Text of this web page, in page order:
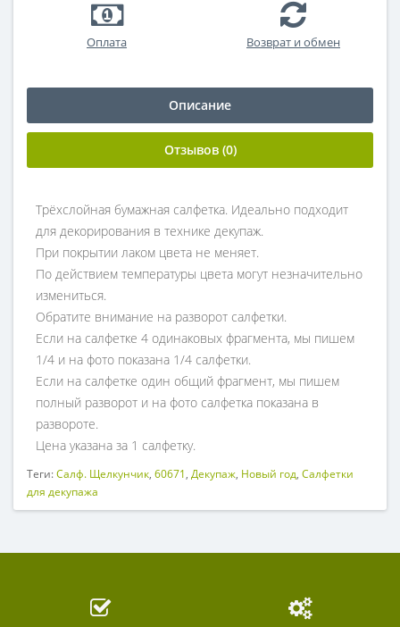
Оплата Возврат и обмен
Описание
Отзывов (0)
Трёхслойная бумажная салфетка. Идеально подходит
для декорирования в технике декупаж.
При покрытии лаком цвета не меняет.
По действием температуры цвета могут незначительно
измениться.
Обратите внимание на разворот салфетки.
Если на салфетке 4 одинаковых фрагмента, мы пишем
1/4 и на фото показана 1/4 салфетки.
Если на салфетке один общий фрагмент, мы пишем
полный разворот и на фото салфетка показана в
развороте.
Цена указана за 1 салфетку.
Теги:Салф. Щелкунчик, 60671, Декупаж, Новый год, Салфетки
для декупажа